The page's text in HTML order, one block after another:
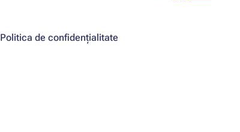
Politica de confidențialitate